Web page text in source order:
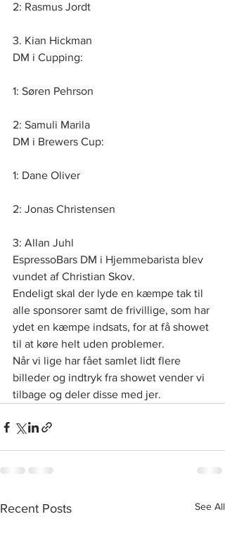
2: Rasmus Jordt
3. Kian Hickman
DM i Cupping:
1: Søren Pehrson
2: Samuli Marila
DM i Brewers Cup:
1: Dane Oliver
2: Jonas Christensen
3: Allan Juhl
EspressoBars DM i Hjemmebarista blev
vundet af Christian Skov.
Endeligt skal der lyde en kæmpe tak til
alle sponsorer samt de frivillige, som har
ydet en kæmpe indsats, for at få showet
til at køre helt uden problemer.
Når vi lige har fået samlet lidt flere
billeder og indtryk fra showet vender vi
tilbage og deler disse med jer.
Recent Posts See All